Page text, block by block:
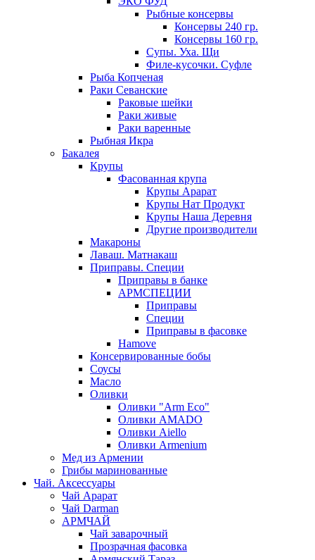
Рыбные консервы
Консервы 240 гр.
Консервы 160 гр.
Супы. Уха. Щи
Филе-кусочки. Суфле
Рыба Копченая
Раки Севанские
Раковые шейки
Раки живые
Раки варенные
Рыбная Икра
Бакалея
Крупы
Фасованная крупа
Крупы Арарат
Крупы Нат Продукт
Крупы Наша Деревня
Другие производители
Макароны
Лаваш. Матнакаш
Приправы. Специи
Приправы в банке
АРМСПЕЦИИ
Приправы
Специи
Приправы в фасовке
Hamove
Консервированные бобы
Соусы
Масло
Оливки
Оливки "Arm Eco"
Оливки AMADO
Оливки Aiello
Оливки Armenium
Мед из Армении
Грибы маринованные
Чай. Аксессуары
Чай Арарат
Чай Darman
АРМЧАЙ
Чай заварочный
Прозрачная фасовка